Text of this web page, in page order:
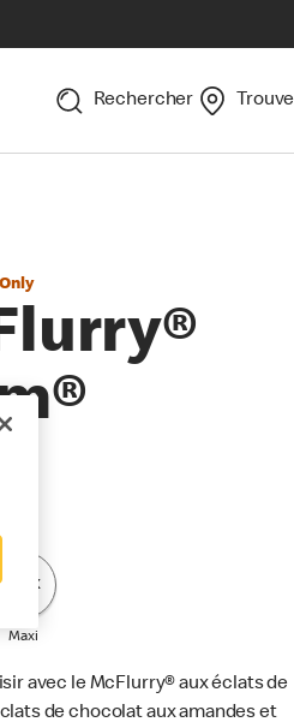
Rechercher
Max
Maxi
avec le McFlurry® aux éclats de
de chocolat aux amandes et